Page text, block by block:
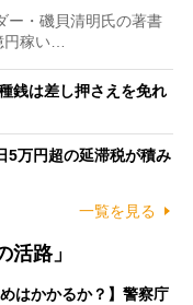
・磯貝清明氏の著書
円稼い…
銭は差し押さえを免れ
5万円超の延滞税が積み
一覧を見る
路」
はかかるか？】警察庁